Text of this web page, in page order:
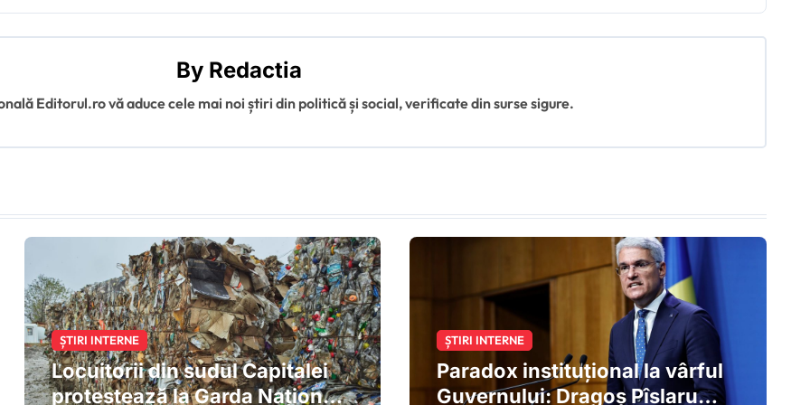
By Redactia
Editorul.ro vă aduce cele mai noi știri din politică și social, verificate din surse sigure.
ȘTIRI INTERNE
Locuitorii din sudul Capitalei
protestează la Garda Națională
ȘTIRI INTERNE
Paradox instituțional la vârful
Guvernului: Dragoș Pîslaru